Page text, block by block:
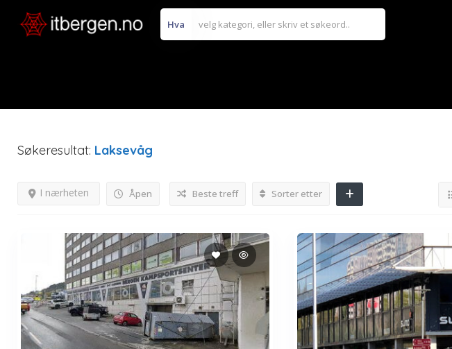
Hva
Søkeresultat: Laksevåg
Åpen
I nærheten Beste treff Sorter etter